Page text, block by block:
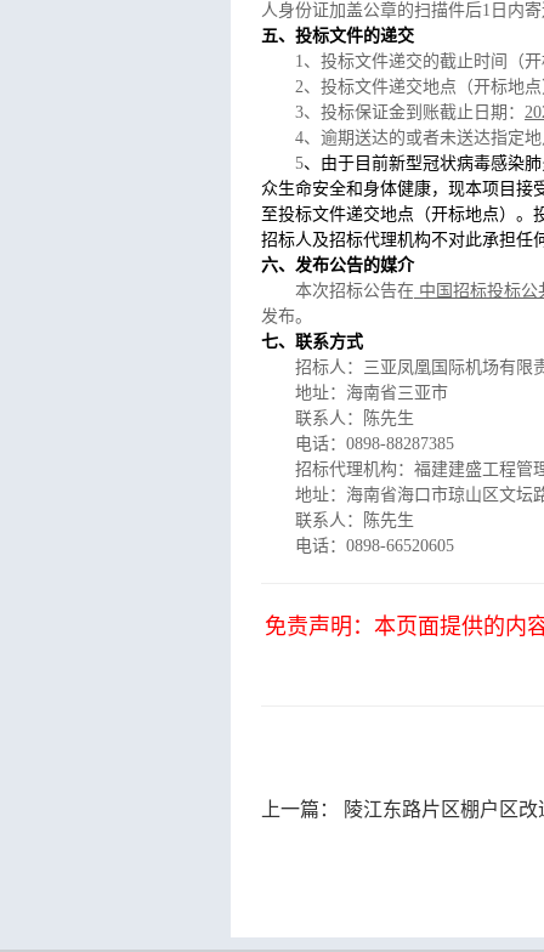
人身份证加盖公章的扫描件后1日内
五、投标文件的递交
1、投标文件递交的截止时间（
2、投标文件递交地点（开标地
3、投标保证金到账截止日期：
4、逾期送达的或者未送达指定
5、由于目前新型冠状病毒感染
众生命安全和身体健康，现本项目接
至投标文件递交地点（开标地点）。
招标人及招标代理机构不对此承担任
六、发布公告的媒介
本次招标公告在 中国招标投标公
发布。
七、联系方式
招标人：三亚凤凰国际机场有限
地址：海南省三亚市
联系人：陈先生
电话：0898-88287385
招标代理机构：福建建盛工程管
地址：海南省海口市琼山区文坛
联系人：陈先生
电话：0898-66520605
免责声明：本页面提供的内
上一篇： 陵江东路片区棚户区